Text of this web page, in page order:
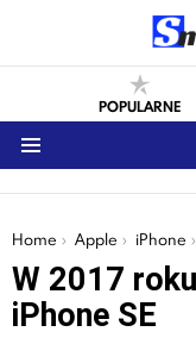
POPULARNE
You are here:
Home Apple iPhone
W 2017
iPhone SE